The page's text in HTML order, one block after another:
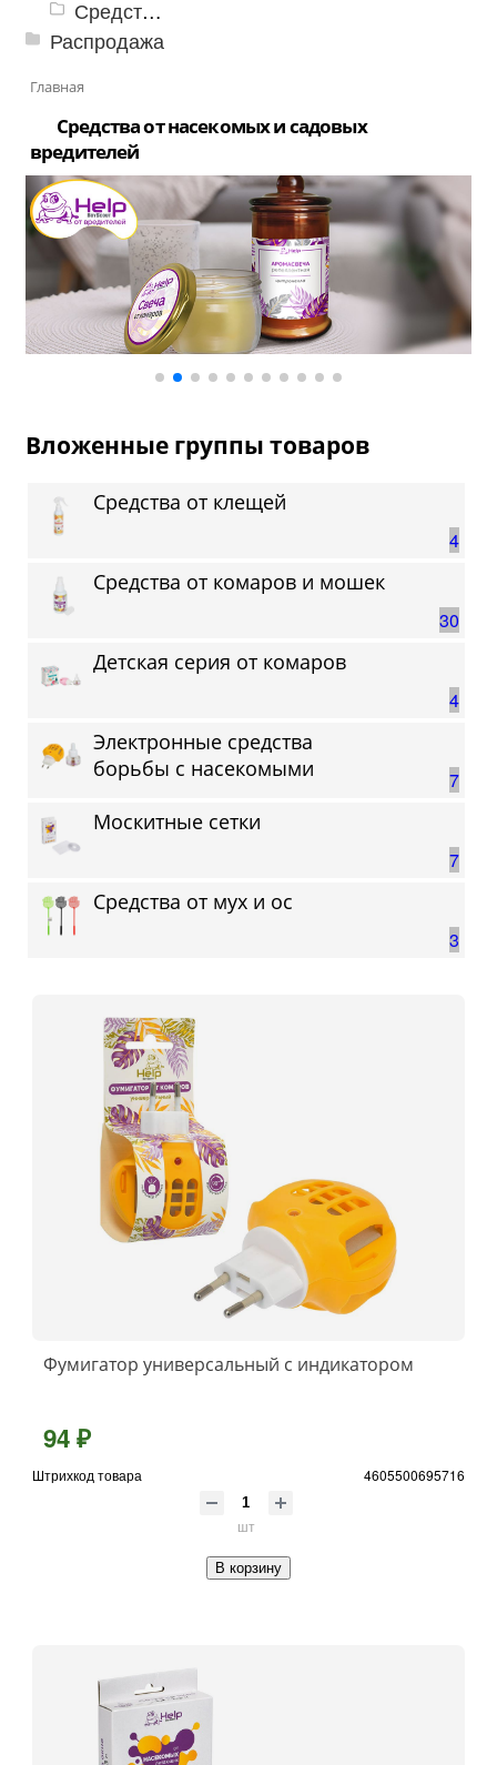
Средства от мух и ос
Распродажа
Главная
Средства от насекомых и садовых
вредителей
Вложенные группы товаров
4
Средства от клещей
30
Средства от комаров и мошек
4
Детская серия от комаров
7
Электронные средства
борьбы с насекомыми
7
Москитные сетки
3
Средства от мух и ос
Фумигатор универсальный с индикатором
94 ₽
Штрихкод товара 4605500695716
шт
В корзину